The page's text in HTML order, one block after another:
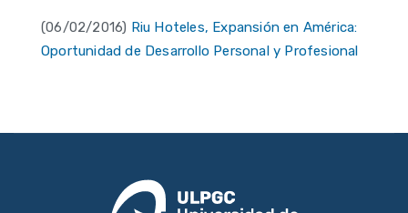
(06/02/2016) Riu Hoteles, Expansión en América:
Oportunidad de Desarrollo Personal y Profesional